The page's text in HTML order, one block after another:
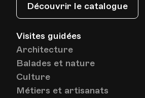
Découvrir le catalogue
Visites guidées
Architecture
Balades et nature
Culture
Métiers et artisanats